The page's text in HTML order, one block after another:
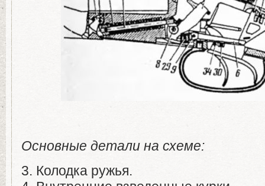
Основные детали на схеме:
3. Колодка ружья.